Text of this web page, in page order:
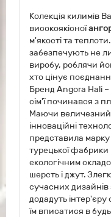
Колекція килимів
високоякісної
м'якості та
забезпечують не
виробу, роблячи
хто цінує
Бренд Angora Hali –
сім'ї починався з
Маючи величезний
інноваційні
представила
турецької фабрики
екологічним
шерсть і джут.
сучасних дизайнів
додадуть інтер'єру
їм вписатися в